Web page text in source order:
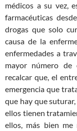
médicos a su vez,
farmacéuticas
drogas que solo
causa de la
enfermedades a
mayor número de
recalcar que, el
emergencia que
que hay que
ellos tienen
ellos, más bien